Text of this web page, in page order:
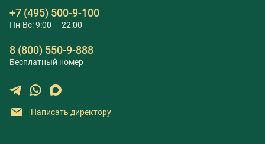
+7 (495) 500-9-100
Пн-Вс: 9:00 — 22:00
8 (800) 550-9-888
Бесплатный номер
Написать директору